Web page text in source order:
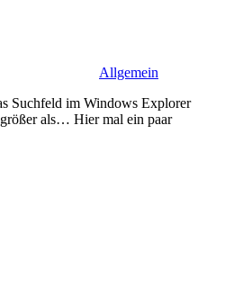
Allgemein
Suchfeld im Windows Explorer
als… Hier mal ein paar